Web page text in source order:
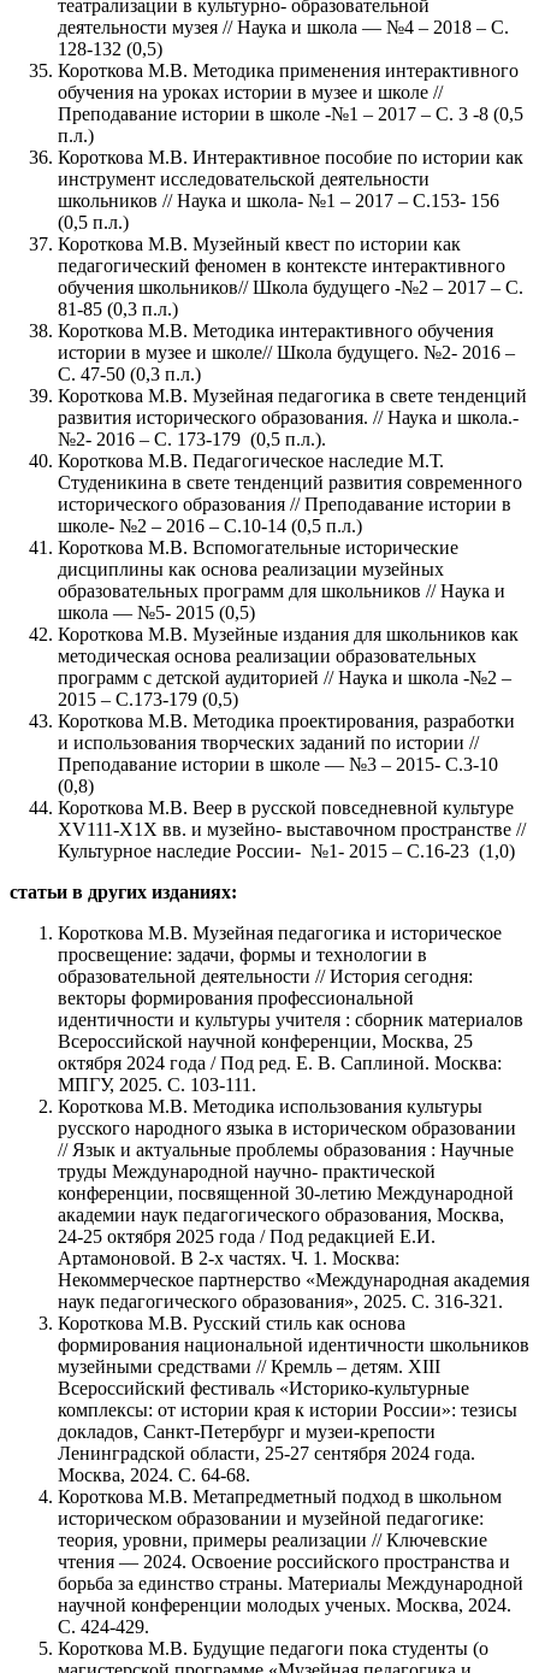
театрализации в культурно- образовательной
деятельности музея // Наука и школа — №4 – 2018 – С.
128-132 (0,5)
Короткова М.В. Методика применения интерактивного
обучения на уроках истории в музее и школе //
Преподавание истории в школе -№1 – 2017 – С. 3 -8 (0,5
п.л.)
Короткова М.В. Интерактивное пособие по истории как
инструмент исследовательской деятельности
школьников // Наука и школа- №1 – 2017 – С.153- 156
(0,5 п.л.)
Короткова М.В. Музейный квест по истории как
педагогический феномен в контексте интерактивного
обучения школьников// Школа будущего -№2 – 2017 – С.
81-85 (0,3 п.л.)
Короткова М.В. Методика интерактивного обучения
истории в музее и школе// Школа будущего. №2- 2016 –
С. 47-50 (0,3 п.л.)
Короткова М.В. Музейная педагогика в свете тенденций
развития исторического образования. // Наука и школа.-
№2- 2016 – С. 173-179 (0,5 п.л.).
Короткова М.В. Педагогическое наследие М.Т.
Студеникина в свете тенденций развития современного
исторического образования // Преподавание истории в
школе- №2 – 2016 – С.10-14 (0,5 п.л.)
Короткова М.В. Вспомогательные исторические
дисциплины как основа реализации музейных
образовательных программ для школьников // Наука и
школа — №5- 2015 (0,5)
Короткова М.В. Музейные издания для школьников как
методическая основа реализации образовательных
программ с детской аудиторией // Наука и школа -№2 –
2015 – С.173-179 (0,5)
Короткова М.В. Методика проектирования, разработки
и использования творческих заданий по истории //
Преподавание истории в школе — №3 – 2015- С.3-10
(0,8)
Короткова М.В. Веер в русской повседневной культуре
ХV111-Х1Х вв. и музейно- выставочном пространстве //
Культурное наследие России- №1- 2015 – С.16-23 (1,0)
статьи в других изданиях:
Короткова М.В. Музейная педагогика и историческое
просвещение: задачи, формы и технологии в
образовательной деятельности // История сегодня:
векторы формирования профессиональной
идентичности и культуры учителя : сборник материалов
Всероссийской научной конференции, Москва, 25
октября 2024 года / Под ред. Е. В. Саплиной. Москва:
МПГУ, 2025. С. 103-111.
Короткова М.В. Методика использования культуры
русского народного языка в историческом образовании
// Язык и актуальные проблемы образования : Научные
труды Международной научно- практической
конференции, посвященной 30-летию Международной
академии наук педагогического образования, Москва,
24-25 октября 2025 года / Под редакцией Е.И.
Артамоновой. В 2-х частях. Ч. 1. Москва:
Некоммерческое партнерство «Международная академия
наук педагогического образования», 2025. С. 316-321.
Короткова М.В. Русский стиль как основа
формирования национальной идентичности школьников
музейными средствами // Кремль – детям. XIII
Всероссийский фестиваль «Историко-культурные
комплексы: от истории края к истории России»: тезисы
докладов, Санкт-Петербург и музеи-крепости
Ленинградской области, 25-27 сентября 2024 года.
Москва, 2024. С. 64-68.
Короткова М.В. Метапредметный подход в школьном
историческом образовании и музейной педагогике:
теория, уровни, примеры реализации // Ключевские
чтения — 2024. Освоение российского пространства и
борьба за единство страны. Материалы Международной
научной конференции молодых ученых. Москва, 2024.
С. 424-429.
Короткова М.В. Будущие педагоги пока студенты (о